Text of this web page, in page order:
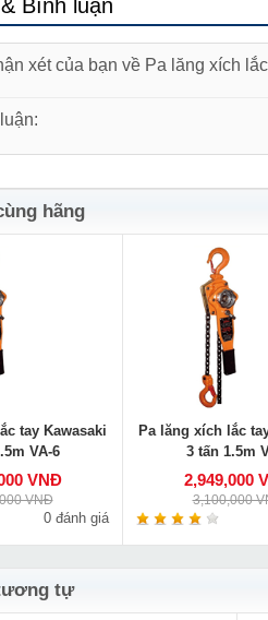
Bình luận
xét của bạn về Pa lăng xích
hãng
tay Kawasaki
VA-6
VNĐ
VNĐ
0 đánh giá
Pa lăng xích lắc
3 tấn 1.5m
2,949,000
3,100,000
tự